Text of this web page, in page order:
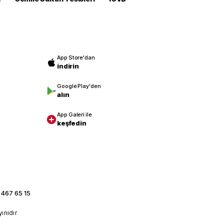
App Store'dan
indirin
Google Play'den
alın
App Galeri ile
keşfedin
65 15